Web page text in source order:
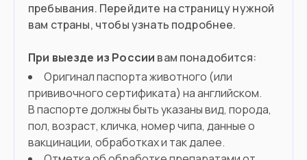
пребывания. Перейдите на страницу нужной
вам страны, чтобы узнать подробнее.
При выезде из России вам понадобится:
Оригинал паспорта животного (или
прививочного сертификата) на английском.
В паспорте должны быть указаны вид, порода,
пол, возраст, кличка, номер чипа, данные о
вакцинации, обработках и так далее.